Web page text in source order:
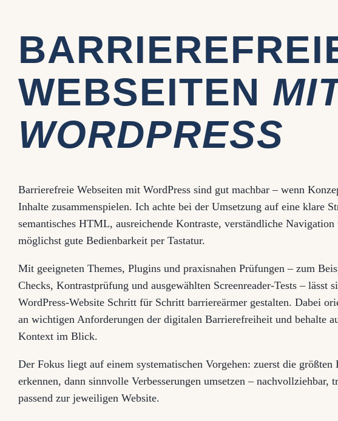
WEBSEITEN
WORDPRESS
Barrierefreie Webseiten mit WordPress sind gut machbar – wenn
Inhalte zusammenspielen. Ich achte bei der Umsetzung auf eine klare
semantisches HTML, ausreichende Kontraste, verständliche Navigation
möglichst gute Bedienbarkeit per Tastatur.
Mit geeigneten Themes, Plugins und praxisnahen Prüfungen – zum
Checks, Kontrastprüfung und ausgewählten Screenreader-Tests – lässt
WordPress-Website Schritt für Schritt barriereärmer gestalten. Dabei
an wichtigen Anforderungen der digitalen Barrierefreiheit und behalte
Kontext im Blick.
Der Fokus liegt auf einem systematischen Vorgehen: zuerst die größten
erkennen, dann sinnvolle Verbesserungen umsetzen – nachvollziehbar,
passend zur jeweiligen Website.